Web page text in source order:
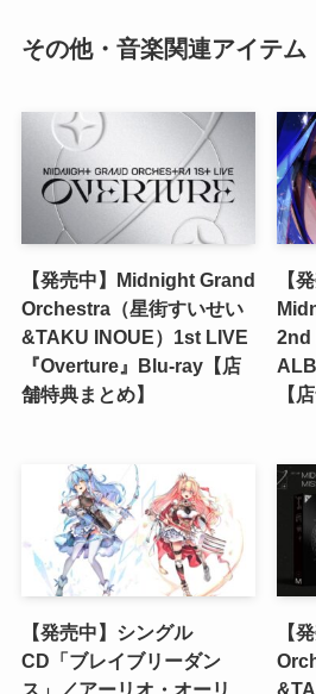
その他・音楽関連アイテム
【発売中】Midnight Grand
Orchestra（星街すいせい
&TAKU INOUE）1st LIVE
『Overture』Blu-ray【店
舗特典まとめ】
【
2nd
【
【発売中】シングル
CD「ブレイブリーダン
ス」／アーリオ・オーリ
【